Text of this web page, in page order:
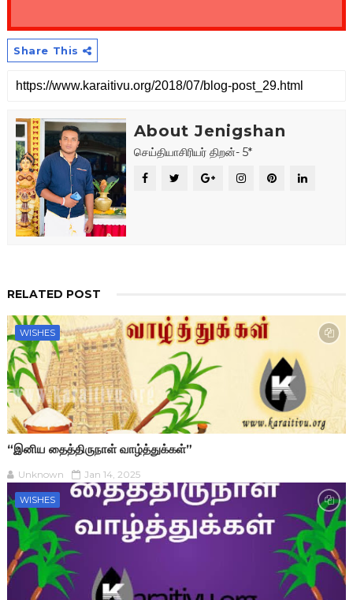
Share This
About Jenigshan
செய்தியாசிரியர் திறன்- 5*
RELATED POST
WISHES
“இனிய தைத்திருநாள் வாழ்த்துக்கள்”
Unknown Jan 14, 2025
WISHES